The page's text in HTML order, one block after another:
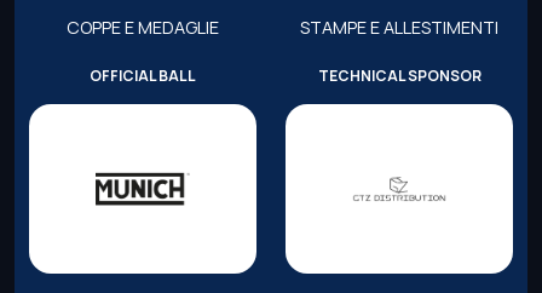
COPPE E MEDAGLIE STAMPE E ALLESTIMENTI
OFFICIAL BALL TECHNICAL SPONSOR